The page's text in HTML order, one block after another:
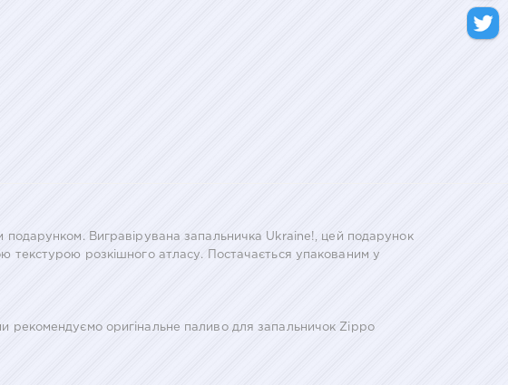
Вигравірувана запальничка Ukraine!, цей подарунок
текстурою розкішного атласу. Постачається упакованим у
рекомендуємо оригінальне паливо для запальничок Zippo